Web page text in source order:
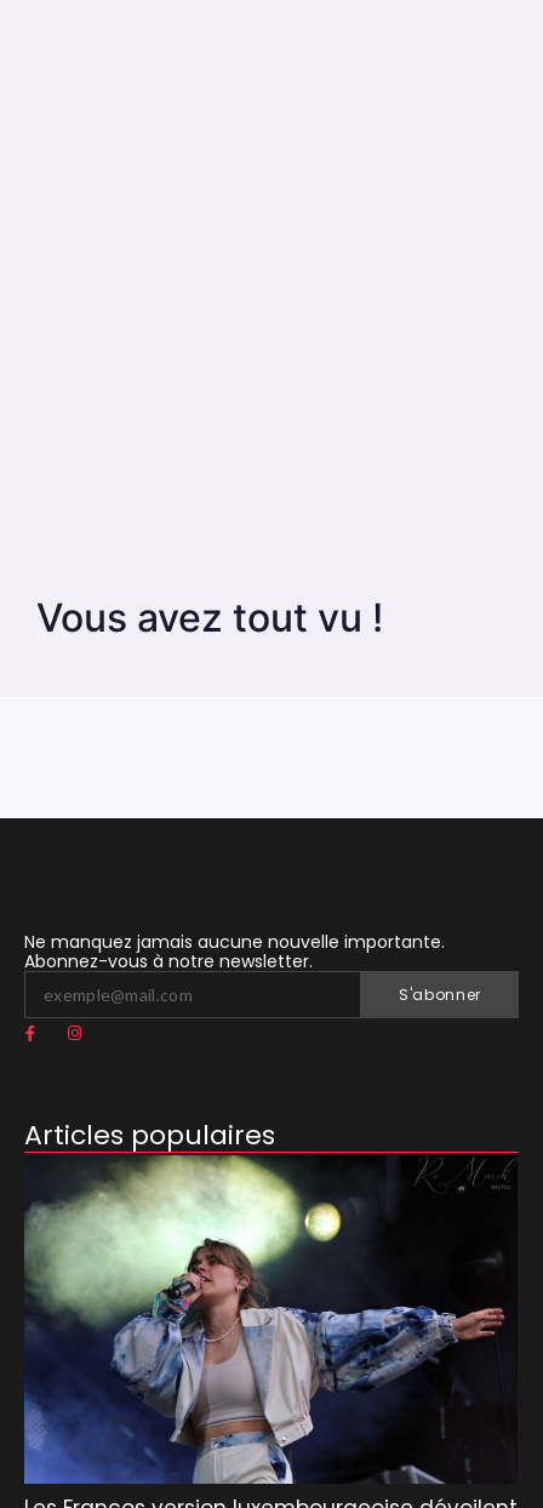
Vous avez tout vu !
Ne manquez jamais aucune nouvelle importante.
Abonnez-vous à notre newsletter.
S'abonner
Articles populaires